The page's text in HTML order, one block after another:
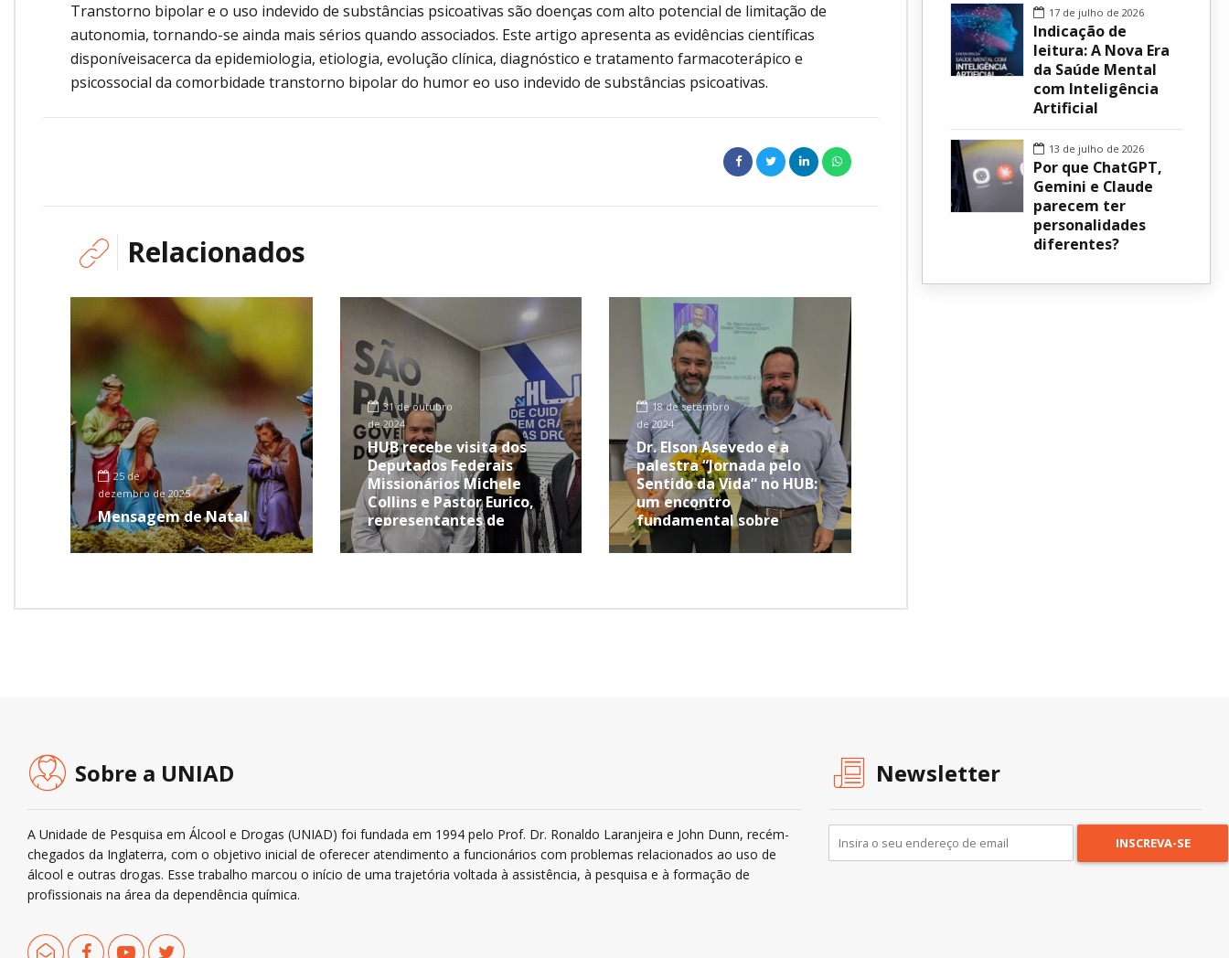
Transtorno bipolar e o uso indevido de substâncias psicoativas são doenças com alto potencial de limitação de
autonomia, tornando-se ainda mais sérios quando associados. Este artigo apresenta as evidências científicas
disponíveisacerca da epidemiologia, etiologia, evolução clínica, diagnóstico e tratamento farmacoterápico e
psicossocial da comorbidade transtorno bipolar do humor eo uso indevido de substâncias psicoativas.
Relacionados
25 de
dezembro de 2025
Mensagem de Natal
31 de outubro
de 2024
HUB recebe visita dos
Deputados Federais
Missionários Michele
Collins e Pastor Eurico,
representantes de
Pernambuco
18 de setembro
de 2024
Dr. Elson Asevedo e a
palestra “Jornada pelo
Sentido da Vida” no HUB:
um encontro
fundamental sobre
Prevenção ao Suicídio
17 de julho de 2026
Indicação de
leitura: A Nova Era
da Saúde Mental
com Inteligência
Artificial
13 de julho de 2026
Por que ChatGPT,
Gemini e Claude
parecem ter
personalidades
diferentes?
Sobre a UNIAD
A Unidade de Pesquisa em Álcool e Drogas (UNIAD) foi fundada em 1994 pelo Prof. Dr. Ronaldo Laranjeira e John Dunn, recém-
chegados da Inglaterra, com o objetivo inicial de oferecer atendimento a funcionários com problemas relacionados ao uso de
álcool e outras drogas. Esse trabalho marcou o início de uma trajetória voltada à assistência, à pesquisa e à formação de
profissionais na área da dependência química.
Newsletter